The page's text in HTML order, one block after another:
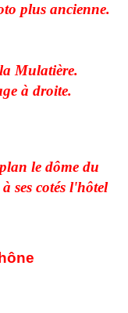
plus ancienne.
Mulatière.
à droite.
le dôme du
ses cotés l'hôtel